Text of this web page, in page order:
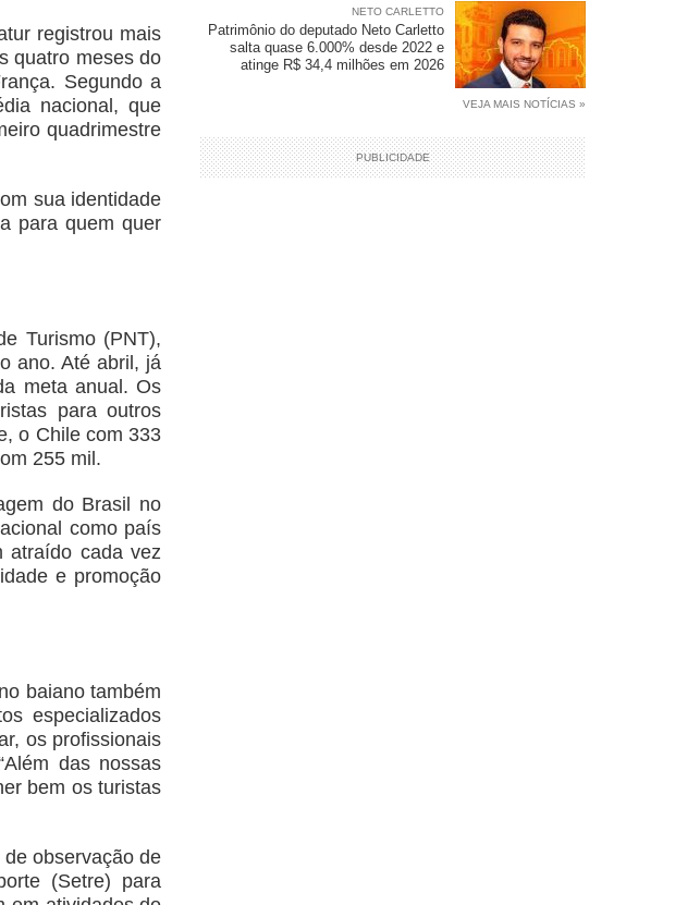
registrou mais
quatro meses do
Segundo a
nacional, que
quadrimestre
sua identidade
para quem quer
Turismo (PNT),
ano. Até abril, já
meta anual. Os
para outros
o Chile com 333
255 mil.
do Brasil no
como país
atraído cada vez
e promoção
baiano também
especializados
os profissionais
das nossas
bem os turistas
observação de
(Setre) para
NETO CARLETTO
Patrimônio do deputado Neto Carletto
salta quase 6.000% desde 2022 e
atinge R$ 34,4 milhões em 2026
VEJA MAIS NOTÍCIAS »
PUBLICIDADE